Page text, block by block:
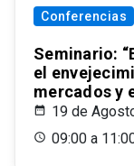
Conferencias
Seminario:
el
mercados y
19 de
09:00 a